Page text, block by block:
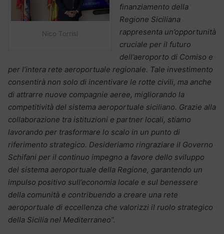
Nico Torrisi
finanziamento della
Regione Siciliana
rappresenta un’opportunità
cruciale per il futuro
dell’aeroporto di Comiso e
per l’intera rete aeroportuale regionale. Tale investimento
consentirà non solo di incentivare le rotte civili, ma anche
di attrarre nuove compagnie aeree, migliorando la
competitività del sistema aeroportuale siciliano. Grazie alla
collaborazione tra istituzioni e partner locali, stiamo
lavorando per trasformare lo scalo in un punto di
riferimento strategico. Desideriamo ringraziare il Governo
Schifani per il continuo impegno a favore dello sviluppo
del sistema aeroportuale della Regione, garantendo un
impulso positivo sull’economia locale e sul benessere
della comunità e contribuendo a creare una rete
aeroportuale di eccellenza che valorizzi il ruolo strategico
della Sicilia nel Mediterraneo”.